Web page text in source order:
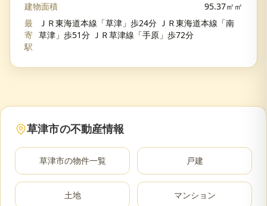
建物面積
95.37㎡㎡
最
寄
駅
ＪＲ東海道本線「草津」歩24分 ＪＲ東海道本線「南
草津」歩51分 ＪＲ草津線「手原」歩72分
草津市の不動産情報
草津市の物件一覧 戸建
土地 マンション